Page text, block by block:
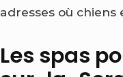
adresses où
Les spas